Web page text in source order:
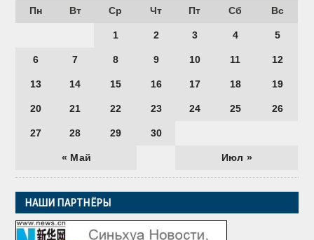
Пн Вт Ср Чт Пт Сб Вс
« Май Июл »
1 2 3 4 5
6 7 8 9 10 11 12
13 14 15 16 17 18 19
20 21 22 23 24 25 26
27 28 29 30
НАШИ ПАРТНЁРЫ